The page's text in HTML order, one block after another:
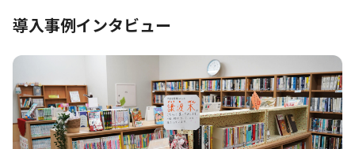
導入事例インタビュー